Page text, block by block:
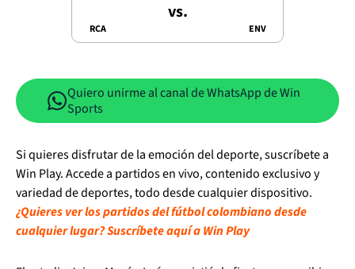
RCA
vs.
ENV
Quiero unirme al canal de WhatsApp de Win
Sports
Si quieres disfrutar de la emoción del deporte, suscríbete a
Win Play. Accede a partidos en vivo, contenido exclusivo y
variedad de deportes, todo desde cualquier dispositivo.
¿Quieres ver los partidos del fútbol colombiano desde
cualquier lugar? Suscríbete aquí a Win Play